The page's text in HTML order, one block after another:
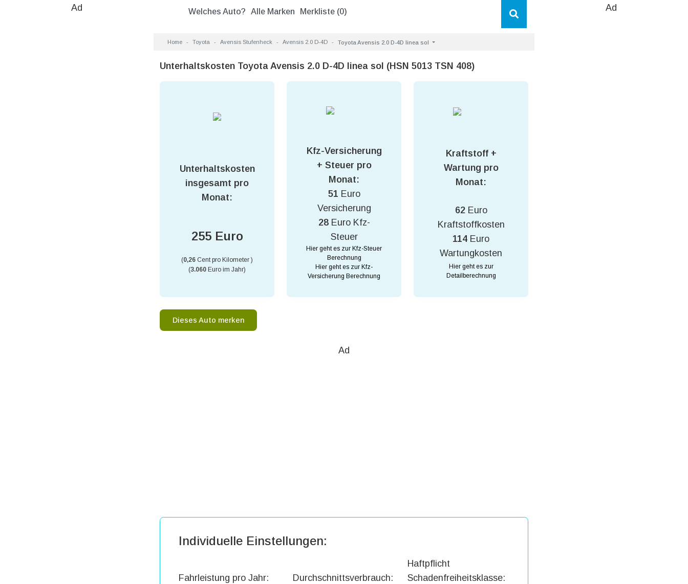
Welches Auto? Alle Marken Merkliste (0)
Ad Ad
Home Toyota Avensis Stufenheck Avensis 2.0 D-4D Toyota Avensis 2.0 D-4D linea sol
Unterhaltskosten Toyota Avensis 2.0 D-4D linea sol (HSN 5013 TSN 408)
Unterhaltskosten
insgesamt pro
Monat:
255 Euro
(0,26 Cent pro Kilometer )
(3.060 Euro im Jahr)
Kfz-Versicherung
+ Steuer pro
Monat:
51 Euro
Versicherung
28 Euro Kfz-
Steuer
Hier geht es zur Kfz-Steuer
Berechnung
Hier geht es zur Kfz-
Versicherung Berechnung
Kraftstoff +
Wartung pro
Monat:
62 Euro
Kraftstoffkosten
114 Euro
Wartungkosten
Hier geht es zur
Detailberechnung
Dieses Auto merken
Ad
Individuelle Einstellungen:
Fahrleistung pro Jahr: Durchschnittsverbrauch:
Haftpflicht
Schadenfreiheitsklasse: